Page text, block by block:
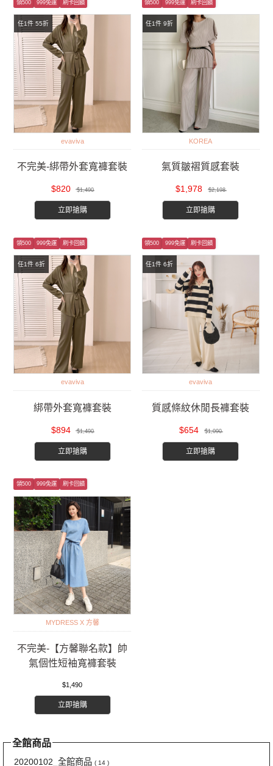
任1件 55折
領500 999免運 刷卡回饋
evaviva
不完美-綁帶外套寬褲套裝
$820 $1,490
立即搶購
任1件 9折
領500 999免運 刷卡回饋
KOREA
氣質皺褶質感套裝
$1,978 $2,198
立即搶購
任1件 6折
領500 999免運 刷卡回饋
evaviva
綁帶外套寬褲套裝
$894 $1,490
立即搶購
任1件 6折
領500 999免運 刷卡回饋
evaviva
質感條紋休閒長褲套裝
$654 $1,090
立即搶購
領500 999免運 刷卡回饋
MYDRESS X 方馨
不完美-【方馨聯名款】帥
氣個性短袖寬褲套裝
$1,490
立即搶購
全館商品
20200102_全館商品 ( 14 )